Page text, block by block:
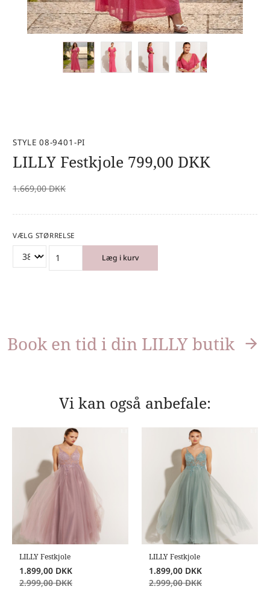
STYLE 08-9401-PI
LILLY Festkjole 799,00 DKK
1.669,00 DKK
VÆLG STØRRELSE
Læg i kurv
Book en tid i din LILLY butik
Vi kan også anbefale:
LILLY Festkjole
1.899,00 DKK
2.999,00 DKK
LILLY Festkjole
1.899,00 DKK
2.999,00 DKK